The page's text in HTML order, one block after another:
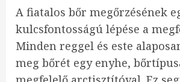
A fiatalos bőr megőrzésének
kulcsfontosságú lépése a
Minden reggel és este
meg bőrét egy enyhe,